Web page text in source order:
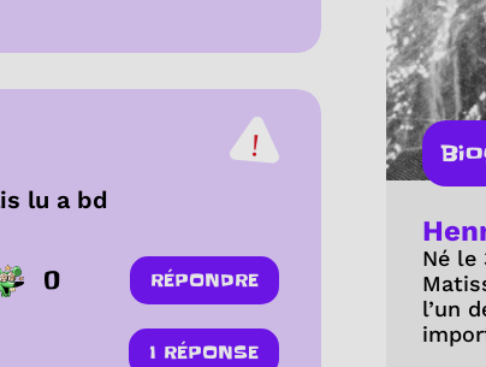
lu a bd
0 RÉPONDRE
1 RÉPONSE
Né le
l’un